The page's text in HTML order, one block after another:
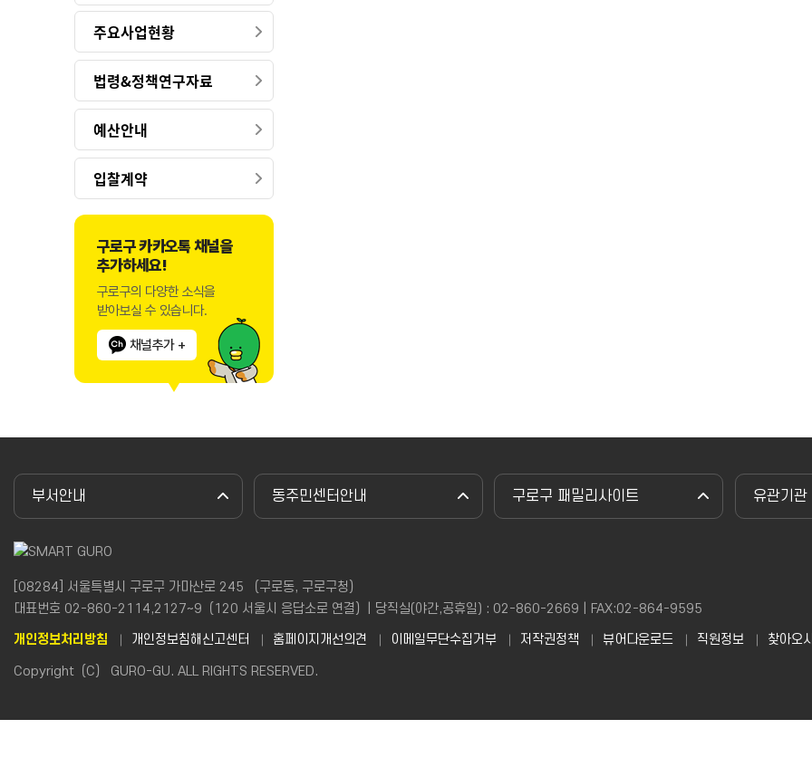
주요사업현황
법령&정책연구자료
예산안내
입찰계약
구로구 카카오톡 채널을
추가하세요!
구로구의 다양한 소식을
받아보실 수 있습니다.
채널추가 +
부서안내 동주민센터안내 구로구 패밀리사이트 유관기관
[08284] 서울특별시 구로구 가마산로 245 （구로동, 구로구청）
대표번호 02-860-2114,2127~9（120 서울시 응답소로 연결）| 당직실(야간,공휴일) : 02-860-2669 | FAX:02-864-9595
개인정보처리방침
개인정보침해신고센터 홈페이지개선의견 이메일무단수집거부 저작권정책 뷰어다운로드 직원정보 찾아오
Copyright（C） GURO-GU. ALL RIGHTS RESERVED.